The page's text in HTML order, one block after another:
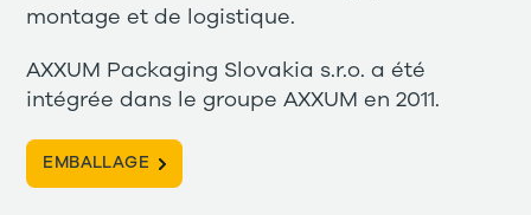
montage et de logistique.
AXXUM Packaging Slovakia s.r.o. a été
intégrée dans le groupe AXXUM en 2011.
EMBALLAGE